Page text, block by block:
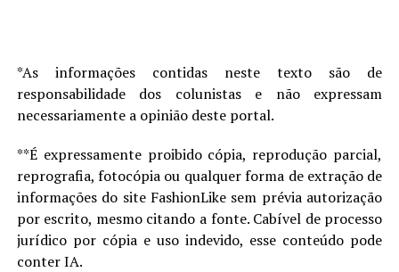
*As informações contidas neste texto são de
responsabilidade dos colunistas e não expressam
necessariamente a opinião deste portal.
**É expressamente proibido cópia, reprodução parcial,
reprografia, fotocópia ou qualquer forma de extração de
informações do site FashionLike sem prévia autorização
por escrito, mesmo citando a fonte. Cabível de processo
jurídico por cópia e uso indevido, esse conteúdo pode
conter IA.